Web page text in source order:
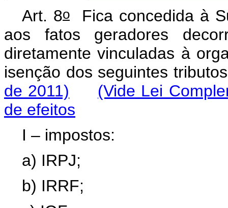
Art. 8o Fica concedida à
aos fatos geradores
diretamente vinculadas à
isenção dos seguintes
de 2011)
(Vide Lei
de efeitos
I – impostos:
a) IRPJ;
b) IRRF;